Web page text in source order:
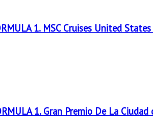
1. MSC Cruises United
1. Gran Premio De La